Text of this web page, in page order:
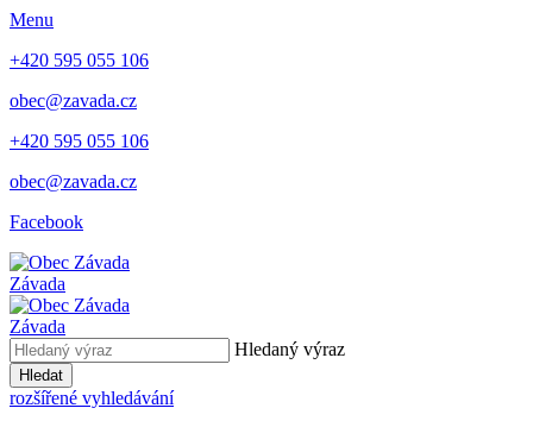
Menu
+420 595 055 106
obec@zavada.cz
+420 595 055 106
obec@zavada.cz
Facebook
Závada
Závada
Hledaný výraz
Hledat
rozšířené vyhledávání